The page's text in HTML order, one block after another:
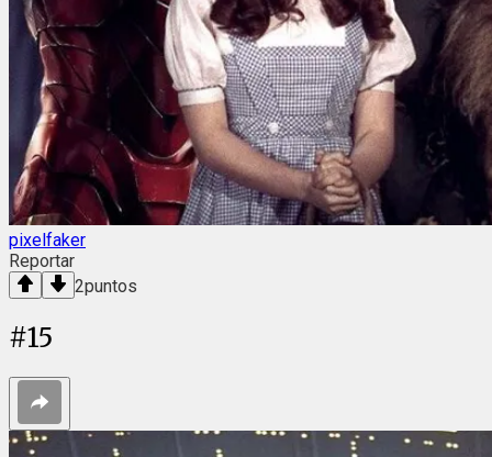
pixelfaker
Reportar
2puntos
#15